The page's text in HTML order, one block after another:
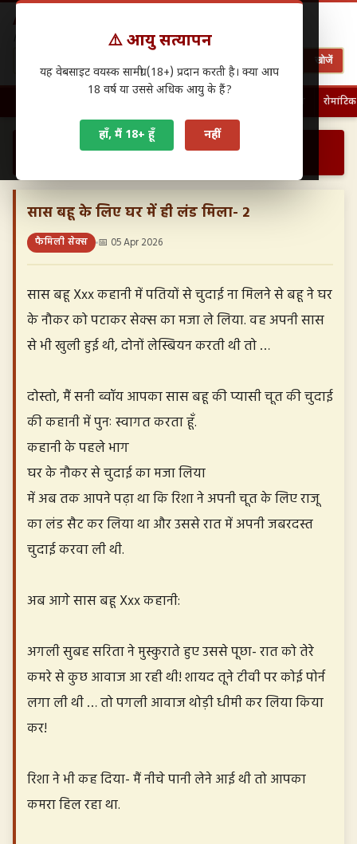
⚠️ आयु सत्यापन
यह वेबसाइट वयस्क सामग्री (18+) प्रदान करती है। क्या आप
18 वर्ष या उससे अधिक आयु के हैं?
हाँ, मैं 18+ हूँ नहीं
Antarwasna.in
Hindi Sex Stories – हिंदी सेक्स कहानियाँ
खोजें
रोमांटिक
फैमिली सेक्स › सास बहू के लिए घर में ही लंड मिला- 2…
सास बहू के लिए घर में ही लंड मिला- 2
फैमिली सेक्स 📅 05 Apr 2026
सास बहू Xxx कहानी में पतियों से चुदाई ना मिलने से बहू ने घर
के नौकर को पटाकर सेक्स का मजा ले लिया. वह अपनी सास
से भी खुली हुई थी, दोनों लेस्बियन करती थी तो …
दोस्तो, मैं सनी ब्वॉय आपका सास बहू की प्यासी चूत की चुदाई
की कहानी में पुनः स्वागत करता हूँ.
कहानी के पहले भाग
घर के नौकर से चुदाई का मजा लिया
में अब तक आपने पढ़ा था कि रिशा ने अपनी चूत के लिए राजू
का लंड सैट कर लिया था और उससे रात में अपनी जबरदस्त
चुदाई करवा ली थी.
अब आगे सास बहू Xxx कहानी:
अगली सुबह सरिता ने मुस्कुराते हुए उससे पूछा- रात को तेरे
कमरे से कुछ आवाज आ रही थी! शायद तूने टीवी पर कोई पोर्न
लगा ली थी … तो पगली आवाज थोड़ी धीमी कर लिया किया
कर!
रिशा ने भी कह दिया- मैं नीचे पानी लेने आई थी तो आपका
कमरा हिल रहा था.